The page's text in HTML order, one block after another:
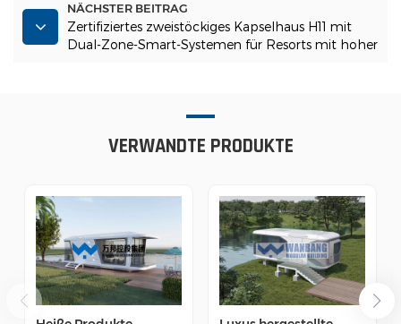
NÄCHSTER BEITRAG
Zertifiziertes zweistöckiges Kapselhaus H11 mit
Dual-Zone-Smart-Systemen für Resorts mit hoher
VERWANDTE PRODUKTE